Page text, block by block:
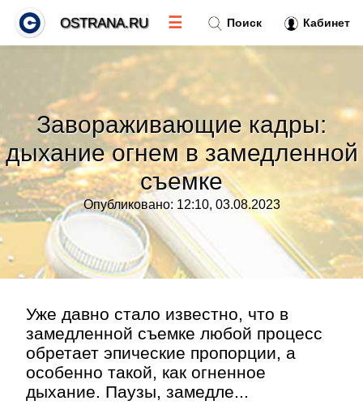
Завораживающие кадры:
дыхание огнем в замедленной
съемке
Опубликовано: 12:10, 03.08.2023
Уже давно стало известно, что в
замедленной съемке любой процесс
обретает эпические пропорции, а
особенно такой, как огненное
дыхание. Паузы, замедле...
Поиск Кабинет
OSTRANA.RU ☰
Тренды новостей»
Рубрики»
Правила
Контакт»